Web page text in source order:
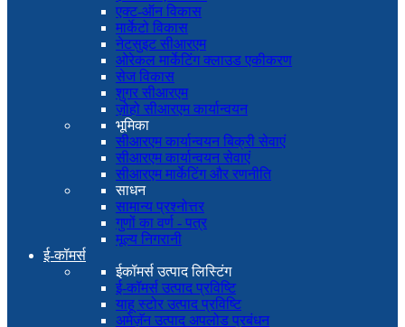
एक्ट-ऑन विकास
मार्केटो विकास
नेटसुइट सीआरएम
ओरेकल मार्केटिंग क्लाउड एकीकरण
सेज विकास
शुगर सीआरएम
ज़ोहो सीआरएम कार्यान्वयन
भूमिका
सीआरएम कार्यान्वयन बिक्री सेवाएं
सीआरएम कार्यान्वयन सेवाएं
सीआरएम मार्केटिंग और रणनीति
साधन
सामान्य प्रश्नोत्तर
गुणों का वर्ण - पत्र
मूल्य निगरानी
ई-कॉमर्स
ईकॉमर्स उत्पाद लिस्टिंग
ई-कॉमर्स उत्पाद प्रविष्टि
याहू स्टोर उत्पाद प्रविष्टि
अमेज़ॅन उत्पाद अपलोड प्रबंधन